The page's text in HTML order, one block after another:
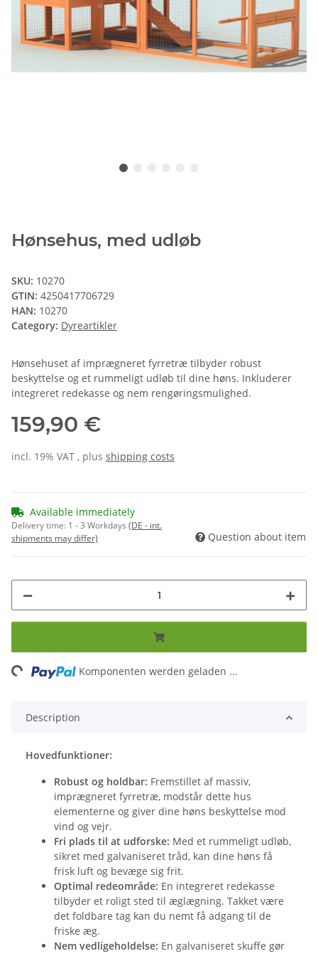
Hønsehus, med udløb
SKU: 10270
GTIN: 4250417706729
HAN: 10270
Category: Dyreartikler
Hønsehuset af imprægneret fyrretræ tilbyder robust
beskyttelse og et rummeligt udløb til dine høns. Inkluderer
integreret redekasse og nem rengøringsmulighed.
159,90 €
incl. 19% VAT , plus shipping costs
Available immediately
Delivery time: 1 - 3 Workdays (DE - int.
shipments may differ)
Question about item
Komponenten werden geladen ...
Description
Hovedfunktioner:
Robust og holdbar: Fremstillet af massiv,
imprægneret fyrretræ, modstår dette hus
elementerne og giver dine høns beskyttelse mod
vind og vejr.
Fri plads til at udforske: Med et rummeligt udløb,
sikret med galvaniseret tråd, kan dine høns få
frisk luft og bevæge sig frit.
Optimal redeområde: En integreret redekasse
tilbyder et roligt sted til æglægning. Takket være
det foldbare tag kan du nemt få adgang til de
friske æg.
Nem vedligeholdelse: En galvaniseret skuffe gør